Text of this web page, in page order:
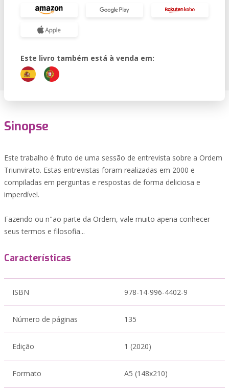
Este livro também está à venda em:
Sinopse
Este trabalho é fruto de uma sessão de entrevista sobre a Ordem
Triunvirato. Estas entrevistas foram realizadas em 2000 e
compiladas em perguntas e respostas de forma deliciosa e
imperdível.
Fazendo ou n"ao parte da Ordem, vale muito apena conhecer
seus termos e filosofia...
Características
ISBN 978-14-996-4402-9
Número de páginas 135
Edição 1 (2020)
Formato A5 (148x210)